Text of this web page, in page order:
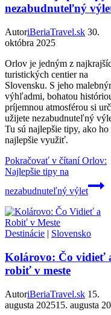
nezabudnuteľný
AutoriBeriaTravel.sk 30.
októbra 2025
Orlov je jedným z
turistických centier na
Slovensku. S jeho
výhľadmi, bohatou
príjemnou atmosférou si
užijete nezabudnuteľný
Tu sú najlepšie tipy, ako ho
najlepšie využiť.
Pokračovať v čítaníOrlov:
Najlepšie tipy na
nezabudnuteľný výlet
Destinácie | Slovensko
Kolárovo: Čo vidieť
robiť v meste
AutoriBeriaTravel.sk 15.
augusta 202515. augusta